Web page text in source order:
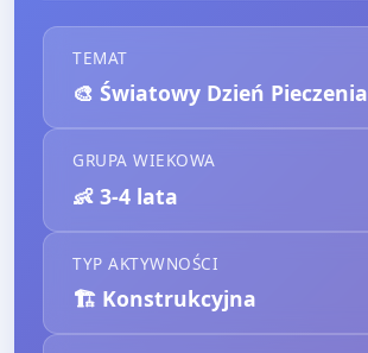
TEMAT
🎨 Światowy Dzień Pieczenia
GRUPA WIEKOWA
👶 3-4 lata
TYP AKTYWNOŚCI
🏗️ Konstrukcyjna